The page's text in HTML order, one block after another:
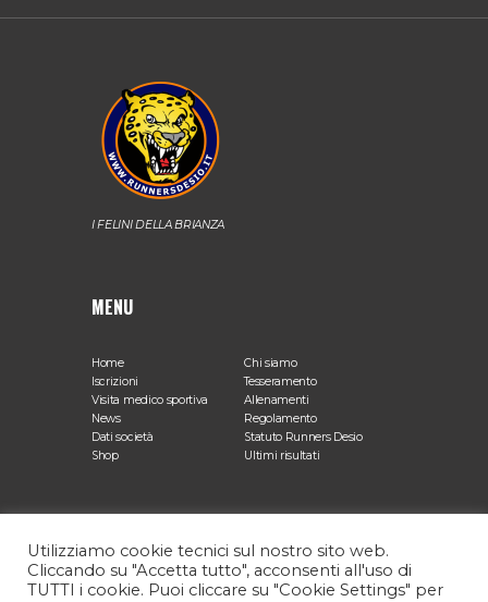
I FELINI DELLA BRIANZA
MENU
Home
Chi siamo
Iscrizioni
Tesseramento
Visita medico sportiva
Allenamenti
News
Regolamento
Dati società
Statuto Runners Desio
Shop
Ultimi risultati
SEDE OPERATIVA
Via Agnesi, 12 Desio (MB)
Utilizziamo cookie tecnici sul nostro sito web.
Cliccando su "Accetta tutto", acconsenti all'uso di
TUTTI i cookie. Puoi cliccare su "Cookie Settings" per